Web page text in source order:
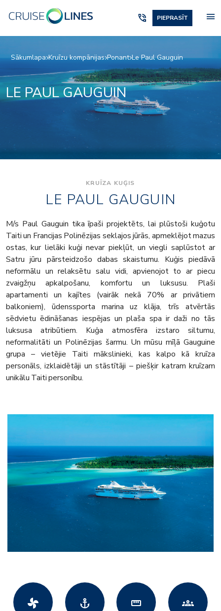
phone_in_talk PIEPRASĪT menu
Sākumlapa Kruīzu kompānijas Ponant Le Paul Gauguin
LE PAUL GAUGUIN
KRUĪZA KUĢIS
LE PAUL GAUGUIN
M/s Paul Gauguin tika īpaši projektēts, lai plūstoši kuģotu
Taiti un Francijas Polinēzijas seklajos jūrās, apmeklējot mazus
ostas, kur lielāki kuģi nevar piekļūt, un viegli saplūstot ar
Satru jūru pārsteidzošo dabas skaistumu. Kuģis piedāvā
neformālu un relaksētu salu vidi, apvienojot to ar piecu
zvaigžņu apkalpošanu, komfortu un luksusu. Plaši
apartamenti un kajītes (vairāk nekā 70% ar privātiem
balkoniem), ūdenssporta marina uz klāja, trīs atvērtās
sēdvietu ēdināšanas iespējas un plaša spa ir daži no tās
luksusa atribūtiem. Kuģa atmosfēra izstaro siltumu,
neformalitāti un Polinēzijas šarmu. Un mūsu mīļā Gauguine
grupa – vietējie Taiti mākslinieki, kas kalpo kā kruīza
personāls, izklaidētāji un stāstītāji – piešķir katram kruīzam
unikālu Taiti personību.
toys_fan anchor straighten groups